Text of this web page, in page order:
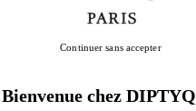
Bienvenue chez
Continuer sans accepter